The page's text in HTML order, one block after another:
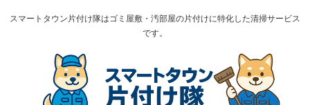
スマートタウン片付け隊はゴミ屋敷・汚部屋の片付けに特化した清掃サービス
です。